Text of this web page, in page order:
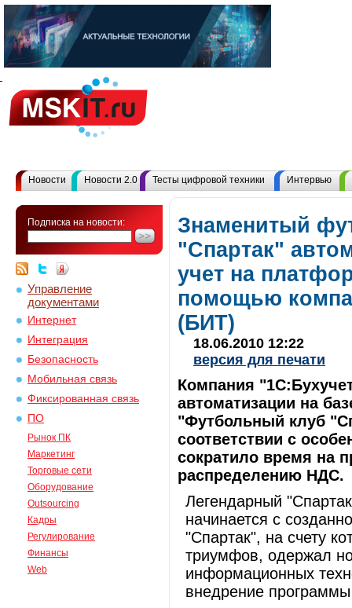
Новости Новости 2.0 Тесты цифровой техники Интервью
Подписка на новости:
Управление
документами
Интернет
Интеграция
Безопасность
Мобильная связь
Фиксированная связь
ПО
Рынок ПК
Маркетинг
Торговые сети
Оборудование
Outsourcing
Кадры
Регулирование
Финансы
Web
Знаменитый
"Спартак"
учет на
помощью
(БИТ)
18.06.2010 12:22
версия для печати
Компания
автоматизации на
"Футбольный клуб
соответствии с
сократило время на
распределению НДС.
Легендарный
начинается с
"Спартак", на счету
триумфов, одержал
информационных
внедрение